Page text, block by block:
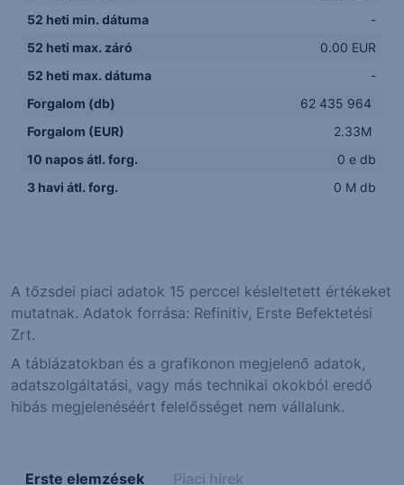
52 heti min. dátuma
-
52 heti max. záró
0.00 EUR
52 heti max. dátuma
-
Forgalom (db)
62 435 964
Forgalom (EUR)
2.33M
10 napos átl. forg.
0 e db
3 havi átl. forg.
0 M db
A tőzsdei piaci adatok 15 perccel késleltetett értékeket
mutatnak. Adatok forrása: Refinitiv, Erste Befektetési
Zrt.
A táblázatokban és a grafikonon megjelenő adatok,
adatszolgáltatási, vagy más technikai okokból eredő
hibás megjelenéséért felelősséget nem vállalunk.
Erste elemzések Piaci hírek